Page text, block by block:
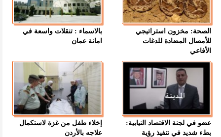
الصحة: مخزون استراتيجي
للأمصال المضادة للدغات
الأفاعي
بالاسماء : تنقلات واسعة في
امانة عمان
عضو في لجنة الاقتصاد النيابية:
بطء شديد في تنفيذ رؤية
إخلاء طفل من غزة لاستكمال
علاجه بالأردن